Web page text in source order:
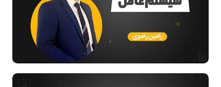
طراحی الگوریتم
هوش مصنوعی
فیلم حل سوال و تست